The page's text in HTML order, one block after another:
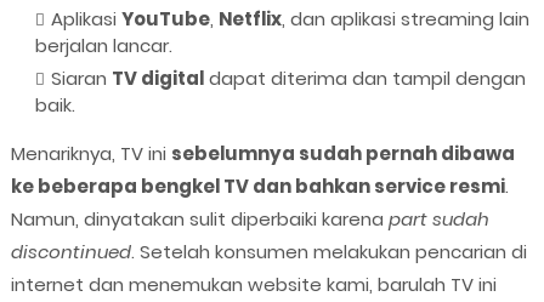
Aplikasi YouTube, Netflix, dan aplikasi streaming lain
berjalan lancar.
Siaran TV digitaldapat diterima dan tampil dengan
baik.
Menariknya, TV ini sebelumnya sudah pernah dibawa
ke beberapa bengkel TV dan bahkan service resmi.
Namun, dinyatakan sulit diperbaiki karena part sudah
discontinued. Setelah konsumen melakukan pencarian di
internet dan menemukan website kami, barulah TV ini